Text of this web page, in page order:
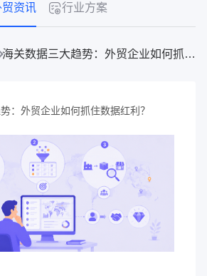
贸资讯 行业方案
海关数据三大趋势：外贸企业如何抓住数据红利？
：外贸企业如何抓住数据红利？